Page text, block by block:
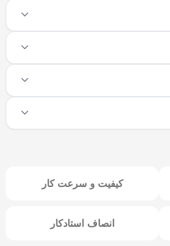
کیفیت و سرعت کار
انصاف استادکار